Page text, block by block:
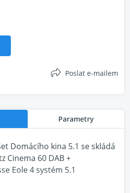
Poslat e-mailem
Parametry
Domácího kina 5.1 se skládá
Cinema 60 DAB +
Eole 4 systém 5.1